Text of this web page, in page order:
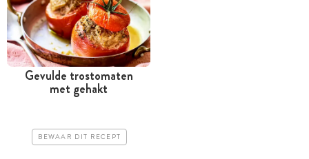
Gevulde trostomaten
met gehakt
BEWAAR DIT RECEPT